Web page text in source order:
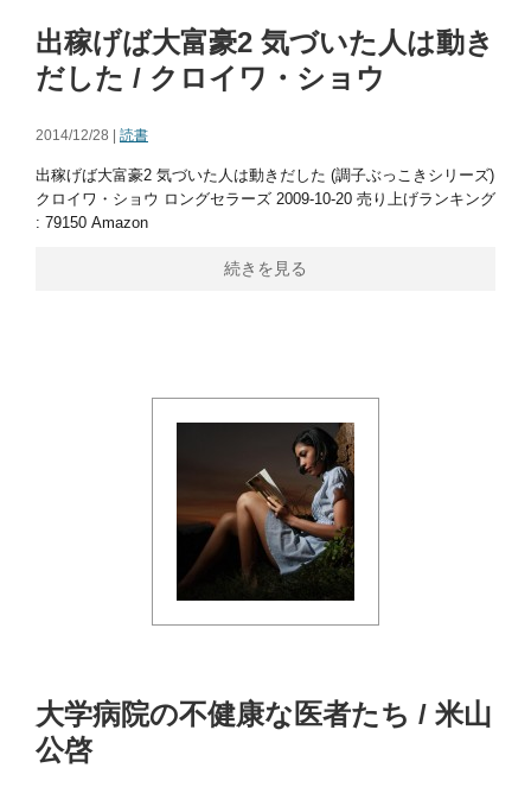
出稼げば大富豪2 気づいた人は動き
だした / クロイワ・ショウ
2014/12/28 | 読書
出稼げば大富豪2 気づいた人は動きだした (調子ぶっこきシリーズ)
クロイワ・ショウ ロングセラーズ 2009-10-20 売り上げランキング
: 79150 Amazon
続きを見る
大学病院の不健康な医者たち / 米山
公啓